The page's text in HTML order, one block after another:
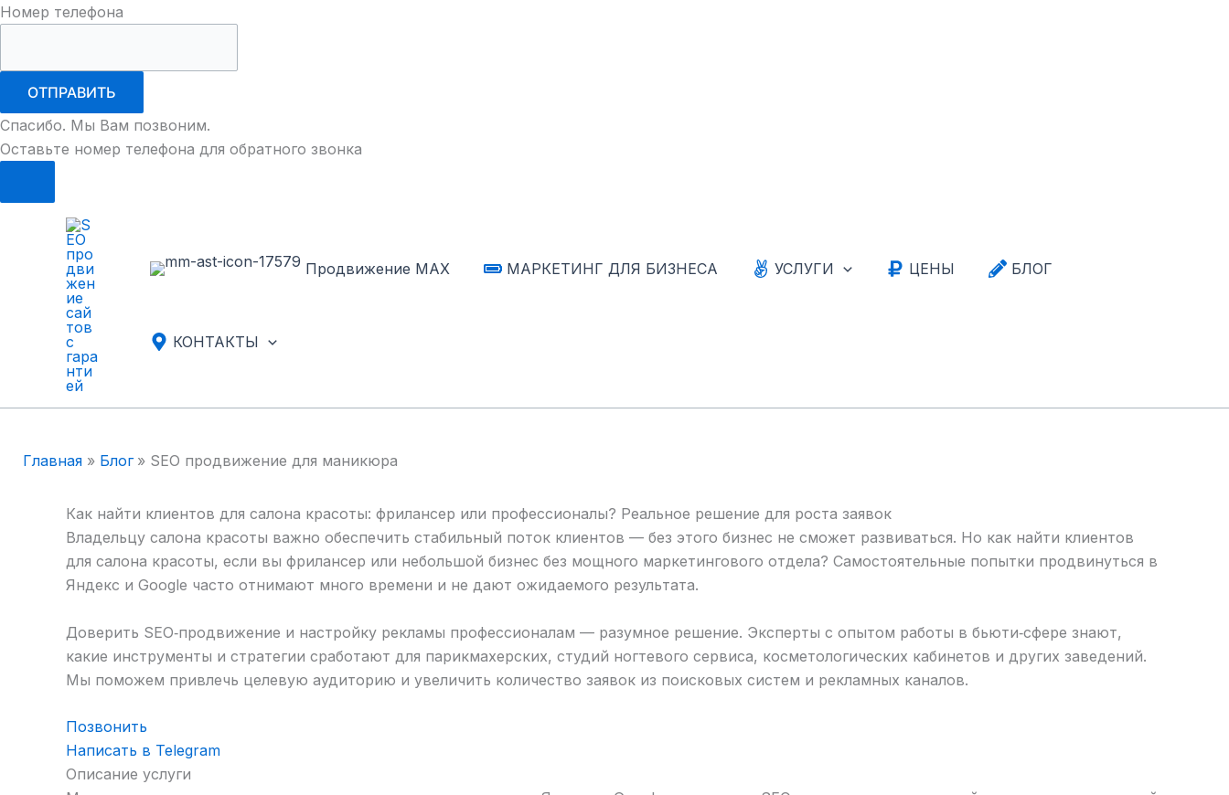
Номер телефона
ОТПРАВИТЬ
Спасибо. Мы Вам позвоним.
Оставьте номер телефона для обратного звонка
содержимому
Продвижение MAX МАРКЕТИНГ ДЛЯ БИЗНЕСА УСЛУГИ ЦЕНЫ БЛОГ
КОНТАКТЫ
Главная Блог SEO продвижение для маникюра
Как найти клиентов для салона красоты: фрилансер или профессионалы? Реальное решение для роста заявок
Владельцу салона красоты важно обеспечить стабильный поток клиентов — без этого бизнес не сможет развиваться. Но как найти клиентов
для салона красоты, если вы фрилансер или небольшой бизнес без мощного маркетингового отдела? Самостоятельные попытки продвинуться в
Яндекс и Google часто отнимают много времени и не дают ожидаемого результата.
Доверить SEO‑продвижение и настройку рекламы профессионалам — разумное решение. Эксперты с опытом работы в бьюти‑сфере знают,
какие инструменты и стратегии сработают для парикмахерских, студий ногтевого сервиса, косметологических кабинетов и других заведений.
Мы поможем привлечь целевую аудиторию и увеличить количество заявок из поисковых систем и рекламных каналов.
Позвонить
Написать в Telegram
Описание услуги